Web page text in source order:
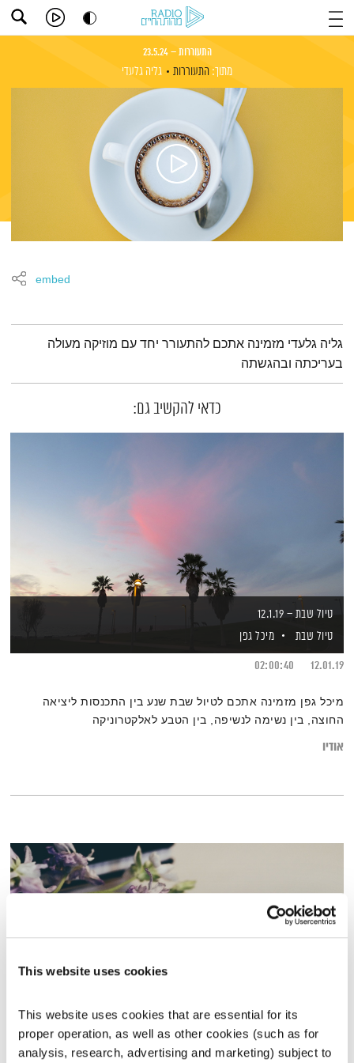
This website uses cookies
This website uses cookies that are essential for its
proper operation, as well as other cookies (such as for
analysis, research, advertising and marketing) subject to
התעוררות – 23.5.24
מתוך: התעוררות גליה גלעדי
embed
תמצית הפודקאסט
גליה גלעדי מזמינה אתכם להתעורר יחד עם מוזיקה מעולה
בעריכתה ובהגשתה
כדאי להקשיב גם:
טיול שבת – 12.1.19
טיול שבת
מיכל גפן
12.01.19
02:00:40
מיכל גפן מזמינה אתכם לטיול שבת שנע בין התכנסות ליציאה
החוצה, בין נשימה לנשיפה, בין הטבע לאלקטרוניקה
אודיו
יריב גוטליב יוצא מהסיפור
יריב גוטליב